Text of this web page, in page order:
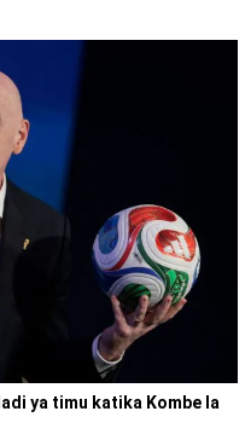
ya timu katika Kombe la